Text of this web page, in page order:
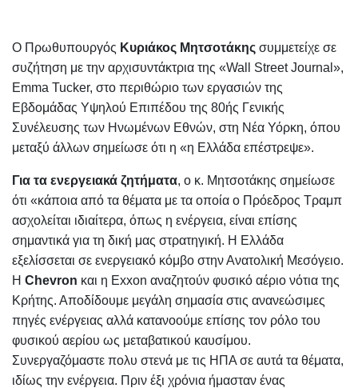
Ο Πρωθυπουργός Κυριάκος Μητσοτάκης συμμετείχε σε
συζήτηση με την αρχισυντάκτρια της «Wall Street Journal»,
Emma Tucker, στο περιθώριο των εργασιών της
Εβδομάδας Υψηλού Επιπέδου της 80ής Γενικής
Συνέλευσης των Ηνωμένων Εθνών, στη Νέα Υόρκη, όπου
μεταξύ άλλων σημείωσε ότι η «η Ελλάδα επέστρεψε».
Για τα ενεργειακά ζητήματα, ο κ. Μητσοτάκης σημείωσε
ότι «κάποια από τα θέματα με τα οποία ο Πρόεδρος Τραμπ
ασχολείται ιδιαίτερα, όπως η ενέργεια, είναι επίσης
σημαντικά για τη δική μας στρατηγική. Η Ελλάδα
εξελίσσεται σε ενεργειακό κόμβο στην Ανατολική Μεσόγειο.
Η Chevron και η Exxon αναζητούν φυσικό αέριο νότια της
Κρήτης. Αποδίδουμε μεγάλη σημασία στις ανανεώσιμες
πηγές ενέργειας αλλά κατανοούμε επίσης τον ρόλο του
φυσικού αερίου ως μεταβατικού καυσίμου.
Συνεργαζόμαστε πολυ στενά με τις ΗΠΑ σε αυτά τα θέματα,
ιδίως την ενέργεια. Πριν έξι χρόνια ήμασταν ένας